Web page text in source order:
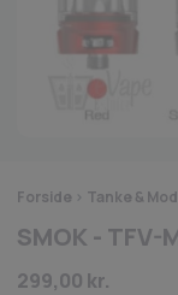
Forside > Tanke &
SMOK - TFV-
299,00 kr.